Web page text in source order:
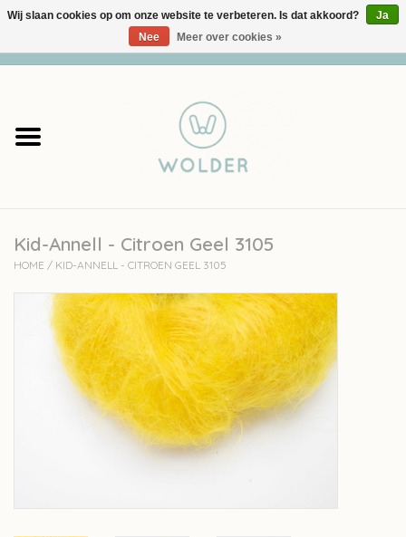
Garens
Accessoires
workshops
Cadeaubon
Kid-Annell - Citroen Geel 3105
HOME / KID-ANNELL - CITROEN GEEL 3105
Wij slaan cookies op om onze website te verbeteren. Is dat akkoord?
Ja
Nee
Meer over cookies »